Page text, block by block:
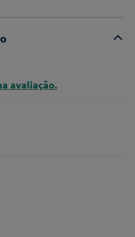
avaliação.